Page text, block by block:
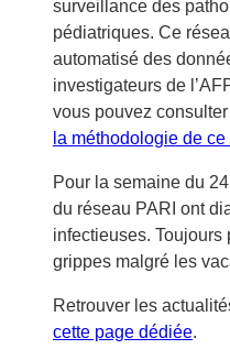
surveillance des
pédiatriques. Ce
automatisé des
investigateurs de
vous pouvez consulter
la méthodologie de ce
Pour la semaine du
du réseau PARI ont
infectieuses.
grippes malgré les
Retrouver les
cette page dédiée.